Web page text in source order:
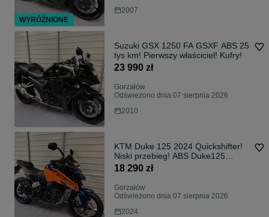
2007
Suzuki GSX 1250 FA GSXF ABS 25
tys km! Pierwszy właściciel! Kufry!
23 990 zł
Gorzałów
Odświeżono dnia 07 sierpnia 2026
2010
KTM Duke 125 2024 Quickshifter!
Niski przebieg! ABS Duke125
RATY!
18 290 zł
Gorzałów
Odświeżono dnia 07 sierpnia 2026
2024
WYRÓŻNIONE